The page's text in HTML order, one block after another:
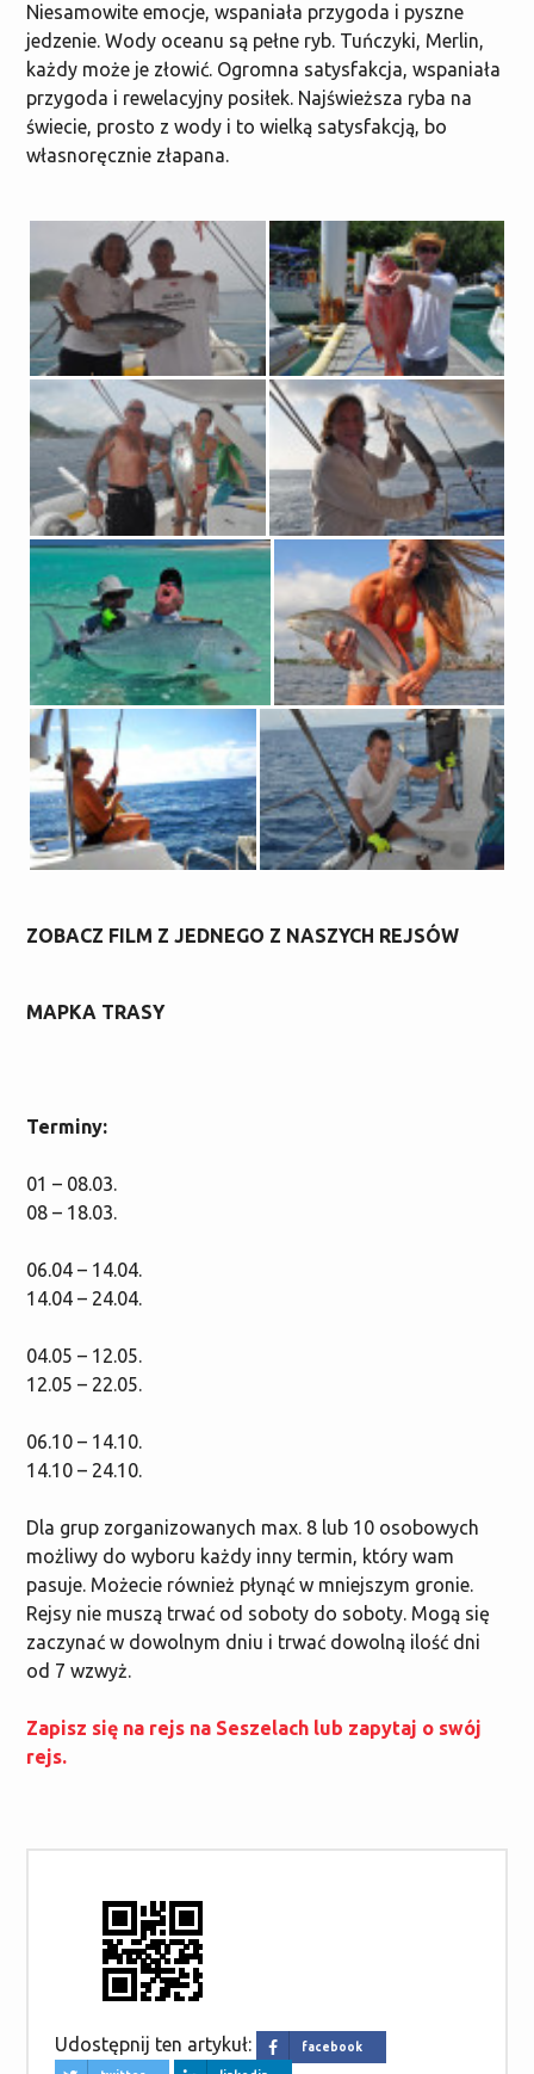
Niesamowite emocje, wspaniała przygoda i pyszne
jedzenie. Wody oceanu są pełne ryb. Tuńczyki, Merlin,
każdy może je złowić. Ogromna satysfakcja, wspaniała
przygoda i rewelacyjny posiłek. Najświeższa ryba na
świecie, prosto z wody i to wielką satysfakcją, bo
własnoręcznie złapana.
ZOBACZ FILM Z JEDNEGO Z NASZYCH REJSÓW
MAPKA TRASY
Terminy:
01 – 08.03.
08 – 18.03.
06.04 – 14.04.
14.04 – 24.04.
04.05 – 12.05.
12.05 – 22.05.
06.10 – 14.10.
14.10 – 24.10.
Dla grup zorganizowanych max. 8 lub 10 osobowych
możliwy do wyboru każdy inny termin, który wam
pasuje. Możecie również płynąć w mniejszym gronie.
Rejsy nie muszą trwać od soboty do soboty. Mogą się
zaczynać w dowolnym dniu i trwać dowolną ilość dni
od 7 wzwyż.
Zapisz się na rejs na Seszelach lub zapytaj o swój
rejs.
Udostępnij ten artykuł: facebook